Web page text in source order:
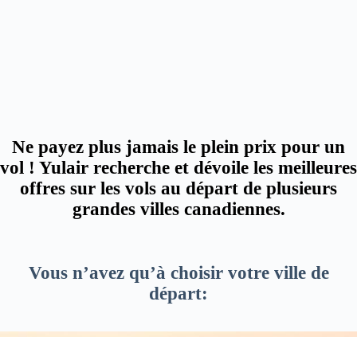
Ne payez plus jamais le plein prix pour un
vol ! Yulair recherche et dévoile les meilleures
offres sur les vols au départ de plusieurs
grandes villes canadiennes.
Vous n’avez qu’à choisir votre ville de
départ: